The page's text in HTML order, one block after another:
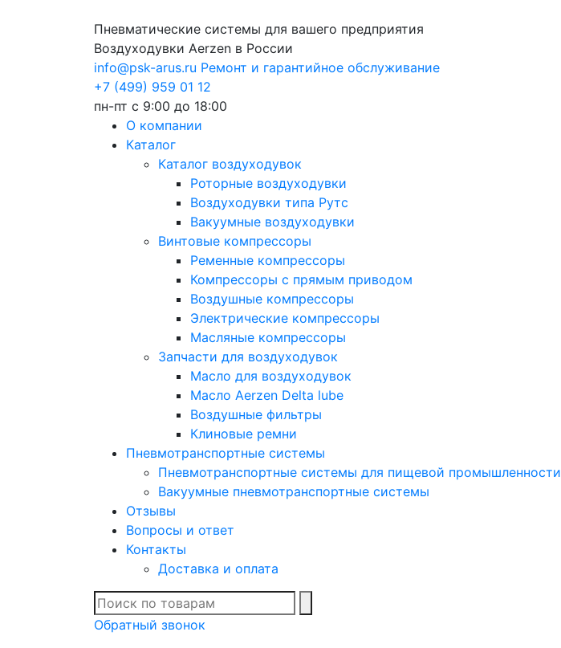
Пневматические системы для вашего предприятия
Воздуходувки Aerzen в России
info@psk-arus.ru Ремонт и гарантийное обслуживание
+7 (499) 959 01 12
пн-пт с 9:00 до 18:00
О компании
Каталог
Каталог воздуходувок
Роторные воздуходувки
Воздуходувки типа Рутс
Вакуумные воздуходувки
Винтовые компрессоры
Ременные компрессоры
Компрессоры с прямым приводом
Воздушные компрессоры
Электрические компрессоры
Масляные компрессоры
Запчасти для воздуходувок
Масло для воздуходувок
Масло Aerzen Delta lube
Воздушные фильтры
Клиновые ремни
Пневмотранспортные системы
Пневмотранспортные системы для пищевой промышленности
Вакуумные пневмотранспортные системы
Отзывы
Вопросы и ответ
Контакты
Доставка и оплата
Обратный звонок